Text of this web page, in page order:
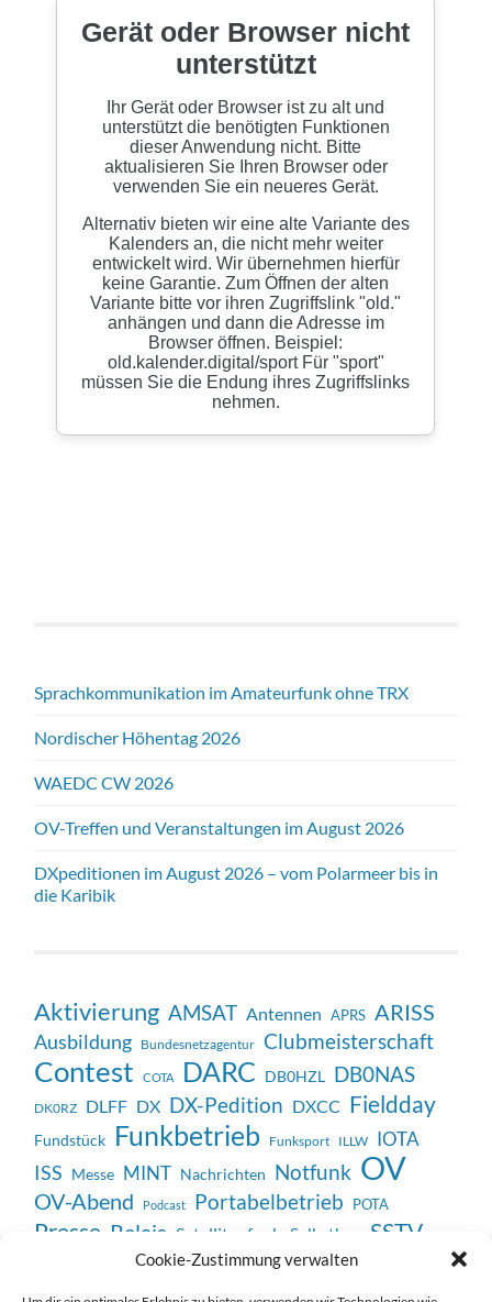
Cookie-Zustimmung verwalten
Sprachkommunikation im Amateurfunk ohne TRX
Nordischer Höhentag 2026
WAEDC CW 2026
OV-Treffen und Veranstaltungen im August 2026
DXpeditionen im August 2026 – vom Polarmeer bis in
die Karibik
Aktivierung AMSAT Antennen APRS ARISS
Ausbildung Bundesnetzagentur Clubmeisterschaft
Contest COTA DARC DB0HZL DB0NAS
DK0RZ DLFF DX DX-Pedition DXCC Fieldday
Fundstück Funkbetrieb Funksport ILLW IOTA
ISS Messe MINT Nachrichten Notfunk OV
OV-Abend Podcast Portabelbetrieb POTA
Presse Relais Satellitenfunk Selbstbau SSTV
Unterhaltung Veranstaltung